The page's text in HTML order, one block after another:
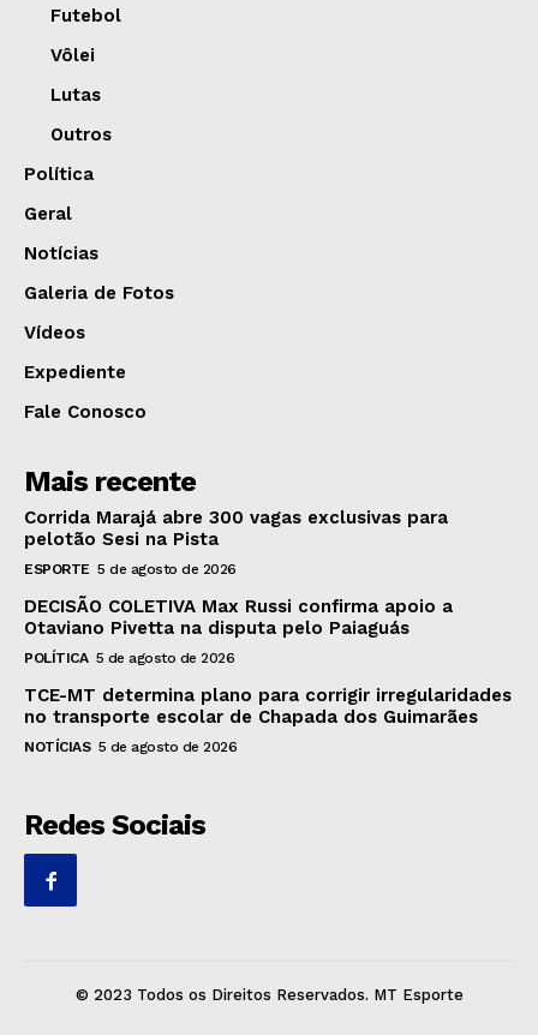
Futebol
Vôlei
Lutas
Outros
Política
Geral
Notícias
Galeria de Fotos
Vídeos
Expediente
Fale Conosco
Mais recente
Corrida Marajá abre 300 vagas exclusivas para
pelotão Sesi na Pista
ESPORTE 5 de agosto de 2026
DECISÃO COLETIVA Max Russi confirma apoio a
Otaviano Pivetta na disputa pelo Paiaguás
POLÍTICA 5 de agosto de 2026
TCE-MT determina plano para corrigir irregularidades
no transporte escolar de Chapada dos Guimarães
NOTÍCIAS 5 de agosto de 2026
Redes Sociais
© 2023 Todos os Direitos Reservados. MT Esporte